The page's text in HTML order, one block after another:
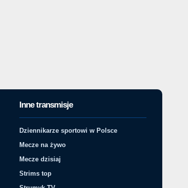
Inne transmisje
Dziennikarze sportowi w Polsce
Mecze na żywo
Mecze dzisiaj
Strims top